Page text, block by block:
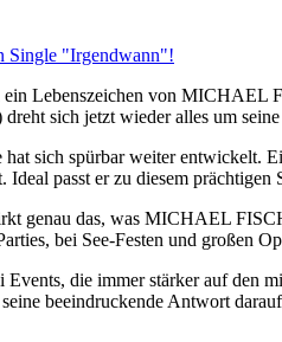
Lebenszeichen von MICHAEL
dreht sich jetzt wieder alles um
hat sich spürbar weiter entwickelt.
Ideal passt er zu diesem prächtigen
genau das, was MICHAEL
bei See-Festen und großen
Events, die immer stärker auf den
beeindruckende Antwort